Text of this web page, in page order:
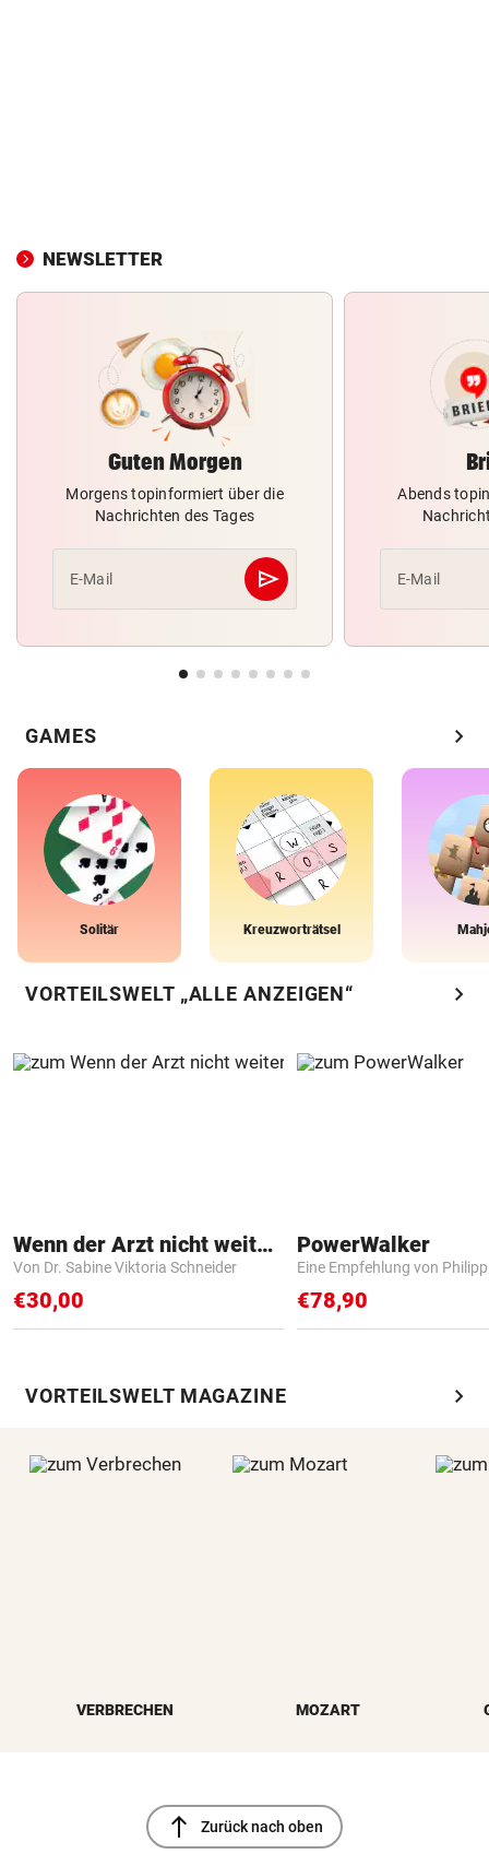
NEWSLETTER
Guten Morgen
Morgens topinformiert über die
Nachrichten des Tages
E-Mail send
Abschicken
Abends
E-Mail
GAMES chevron_right
Solitär Kreuzworträtsel
VORTEILSWELT „ALLE ANZEIGEN“ chevron_right
Wenn der Arzt nicht weiter weiß
Von Dr. Sabine Viktoria Schneider
€30,00
PowerWalker
Eine Empfehlung von
€78,90
VORTEILSWELT MAGAZINE chevron_right
VERBRECHEN MOZART
north Zurück nach oben